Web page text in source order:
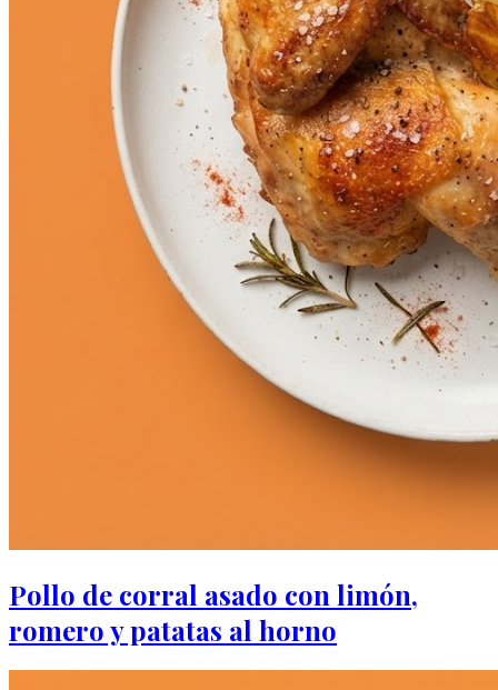
Pollo de corral asado con limón,
romero y patatas al horno